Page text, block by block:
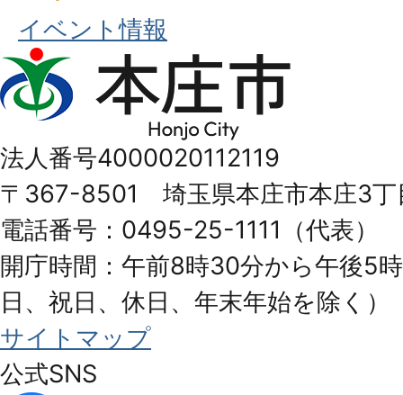
イベント情報
本
庄
Honjo
City
法人番号4000020112119
〒367-8501 埼玉県本庄市本庄3丁
電話番号：0495-25-1111（代表）
開庁時間：午前8時30分から午後5
日、祝日、休日、年末年始を除く）
サイトマップ
公式SNS